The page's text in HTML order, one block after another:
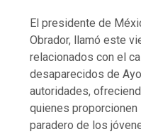
El presidente de
Obrador, llamó este
relacionados con el
desaparecidos de
autoridades,
quienes
paradero de los